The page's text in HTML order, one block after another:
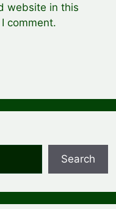
website in this
comment.
Search